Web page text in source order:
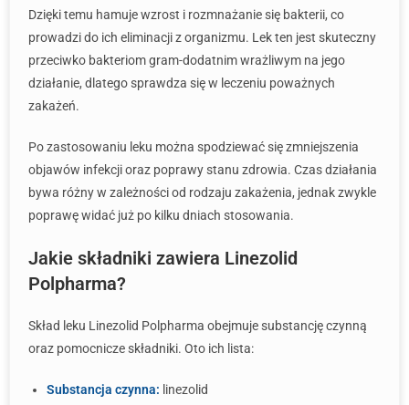
Dzięki temu hamuje wzrost i rozmnażanie się bakterii, co
prowadzi do ich eliminacji z organizmu. Lek ten jest skuteczny
przeciwko bakteriom gram-dodatnim wrażliwym na jego
działanie, dlatego sprawdza się w leczeniu poważnych
zakażeń.
Po zastosowaniu leku można spodziewać się zmniejszenia
objawów infekcji oraz poprawy stanu zdrowia. Czas działania
bywa różny w zależności od rodzaju zakażenia, jednak zwykle
poprawę widać już po kilku dniach stosowania.
Jakie składniki zawiera Linezolid
Polpharma?
Skład leku Linezolid Polpharma obejmuje substancję czynną
oraz pomocnicze składniki. Oto ich lista:
Substancja czynna: linezolid